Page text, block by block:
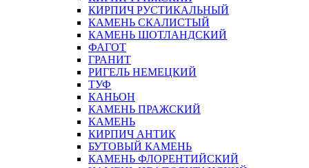
КИРПИЧ РУСТИКАЛЬНЫЙ
КАМЕНЬ СКАЛИСТЫЙ
КАМЕНЬ ШОТЛАНДСКИЙ
ФАГОТ
ГРАНИТ
РИГЕЛЬ НЕМЕЦКИЙ
ТУФ
КАНЬОН
КАМЕНЬ ПРАЖСКИЙ
КАМЕНЬ
КИРПИЧ АНТИК
БУТОВЫЙ КАМЕНЬ
КАМЕНЬ ФЛОРЕНТИЙСКИЙ